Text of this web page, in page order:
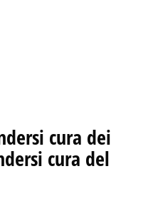
cura dei
cura del